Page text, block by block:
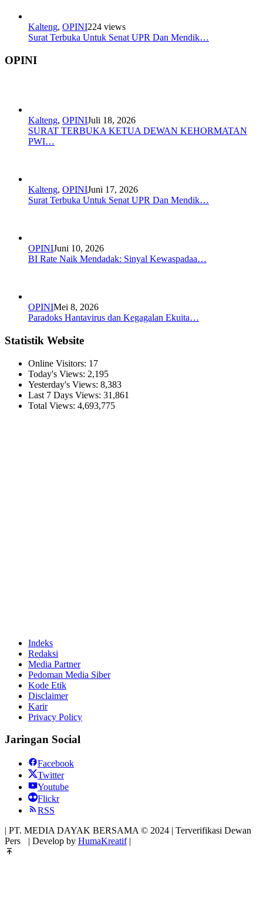
Kalteng, OPINI224 views
Surat Terbuka Untuk Senat UPR Dan Mendik…
OPINI
Kalteng, OPINIJuli 18, 2026
SURAT TERBUKA KETUA DEWAN KEHORMATAN
PWI…
Kalteng, OPINIJuni 17, 2026
Surat Terbuka Untuk Senat UPR Dan Mendik…
OPINIJuni 10, 2026
BI Rate Naik Mendadak: Sinyal Kewaspadaa…
OPINIMei 8, 2026
Paradoks Hantavirus dan Kegagalan Ekuita…
Statistik Website
Online Visitors: 17
Today's Views: 2,195
Yesterday's Views: 8,383
Last 7 Days Views: 31,861
Total Views: 4,693,775
Indeks
Redaksi
Media Partner
Pedoman Media Siber
Kode Etik
Disclaimer
Karir
Privacy Policy
Jaringan Social
Facebook
Twitter
Youtube
Flickr
RSS
| PT. MEDIA DAYAK BERSAMA © 2024 | Terverifikasi Dewan
Pers
| Develop by HumaKreatif|